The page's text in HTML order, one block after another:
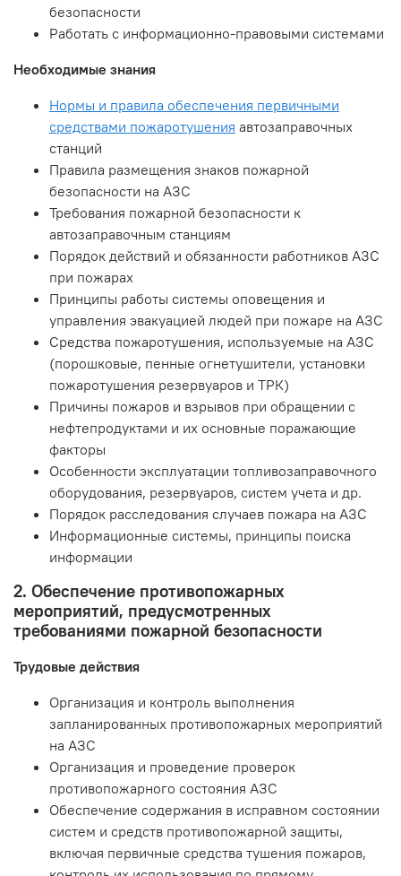
безопасности
Работать с информационно-правовыми системами
Необходимые знания
Нормы и правила обеспечения первичными
средствами пожаротушения автозаправочных
станций
Правила размещения знаков пожарной
безопасности на АЗС
Требования пожарной безопасности к
автозаправочным станциям
Порядок действий и обязанности работников АЗС
при пожарах
Принципы работы системы оповещения и
управления эвакуацией людей при пожаре на АЗС
Средства пожаротушения, используемые на АЗС
(порошковые, пенные огнетушители, установки
пожаротушения резервуаров и ТРК)
Причины пожаров и взрывов при обращении с
нефтепродуктами и их основные поражающие
факторы
Особенности эксплуатации топливозаправочного
оборудования, резервуаров, систем учета и др.
Порядок расследования случаев пожара на АЗС
Информационные системы, принципы поиска
информации
2. Обеспечение противопожарных
мероприятий, предусмотренных
требованиями пожарной безопасности
Трудовые действия
Организация и контроль выполнения
запланированных противопожарных мероприятий
на АЗС
Организация и проведение проверок
противопожарного состояния АЗС
Обеспечение содержания в исправном состоянии
систем и средств противопожарной защиты,
включая первичные средства тушения пожаров,